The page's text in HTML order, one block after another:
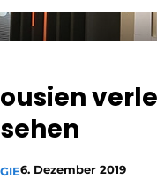
6. Dezember 2019